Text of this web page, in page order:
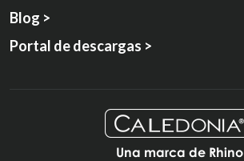
Blog >
Portal de descargas >
Una marca de Rhino